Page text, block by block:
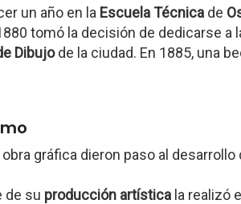
un año en la Escuela Técnica de
tomó la decisión de dedicarse a
Dibujode la ciudad. En 1885, una
gráfica dieron paso al desarrollo
de su producción artística la realizó